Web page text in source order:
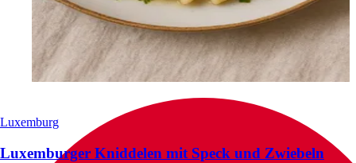
Luxemburg
Luxemburger Kniddelen mit Speck und Zwiebeln